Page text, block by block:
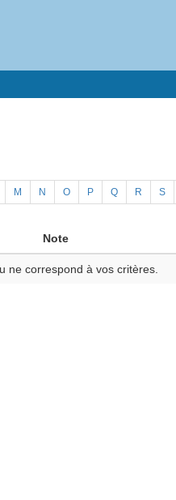
M N O P Q R S
Note
ne correspond à vos critères.